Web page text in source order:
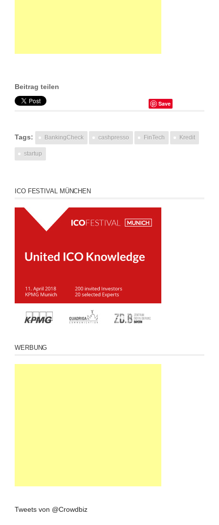
Beitrag teilen
Save
Tags: BankingCheck cashpresso FinTech Kredit
startup
ICO FESTIVAL MÜNCHEN
WERBUNG
Tweets von @Crowdbiz